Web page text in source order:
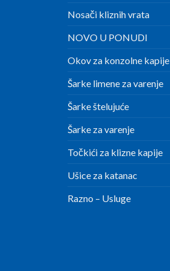
Nosači kliznih vrata
NOVO U PONUDI
Okov za konzolne kapije
Šarke limene za varenje
Šarke štelujuće
Šarke za varenje
Točkići za klizne kapije
Ušice za katanac
Razno – Usluge